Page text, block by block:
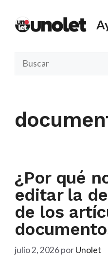
contenido
¿Por qué
editar la
de los
julio 2, 2026porUnolet